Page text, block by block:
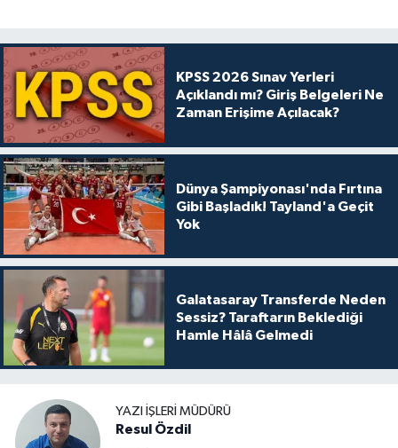
KPSS 2026 Sınav Yerleri
Açıklandı mı? Giriş Belgeleri Ne
Zaman Erişime Açılacak?
Dünya Şampiyonası'nda Fırtına
Gibi Başladık! Tayland'a Geçit
Yok
Galatasaray Transferde Neden
Sessiz? Taraftarın Beklediği
Hamle Hâlâ Gelmedi
YAZI İŞLERI MÜDÜRÜ
Resul Özdil